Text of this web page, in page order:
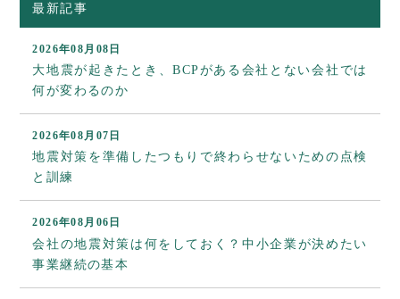
最新記事
2026年08月08日
大地震が起きたとき、BCPがある会社とない会社では
何が変わるのか
2026年08月07日
地震対策を準備したつもりで終わらせないための点検
と訓練
2026年08月06日
会社の地震対策は何をしておく？中小企業が決めたい
事業継続の基本